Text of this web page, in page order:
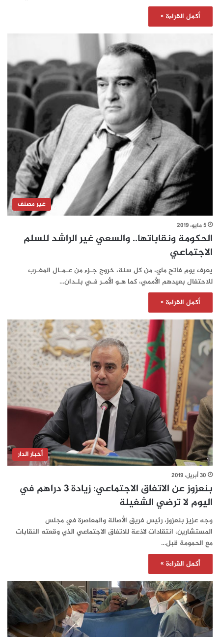
أكمل القراءة »
غير مصنف
5 مايو، 2019
الحكومة ونقاباتها.. والسعي غير الراشد للسلم
الاجتماعي
يعرف يوم فاتح ماي، من كل سنة، خروج جـزء من عـمـال المغـرب
للاحتفال بعيدهم الأممي، كما هـو الأمـر فـي بلـدان…
أكمل القراءة »
أخبار الدار
30 أبريل، 2019
بنعزوز عن الاتفاق الاجتماعي: زيادة 3 دراهم في
اليوم لا ترضي الشغيلة
وجه عزيز بنعزوز، رئيس فريق الأصالة والمعاصرة في مجلس
المستشارين، انتقادات لاذعة للاتفاق الاجتماعي الذي وقعته النقابات
مع الحمومة قبل…
أكمل القراءة »